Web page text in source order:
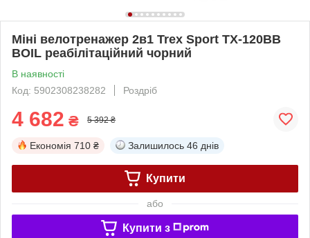
Міні велотренажер 2в1 Trex Sport TX-120BB
BOIL реабілітаційний чорний
В наявності
Код: 5902308238282
Роздріб
4 682 ₴ 5 392 ₴
Економія 710 ₴ Залишилось 46 днів
Купити
або
Купити з